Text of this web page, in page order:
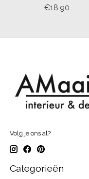
€18,90
Volg je ons al?
Categorieën